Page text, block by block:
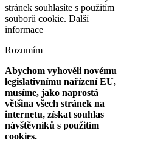
stránek souhlasíte s použitím
souborů cookie. Další
informace
Rozumím
Abychom vyhověli novému
legislativnímu nařízení EU,
musíme, jako naprostá
většina všech stránek na
internetu, získat souhlas
návštěvníků s použitím
cookies.